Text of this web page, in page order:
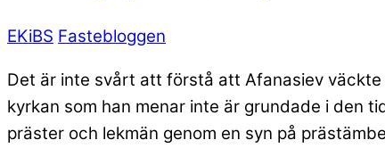
EKiBS Fastebloggen
Det är inte svårt att förstå att Afanasiev
kyrkan som han menar inte är grundade i den
präster och lekmän genom en syn på